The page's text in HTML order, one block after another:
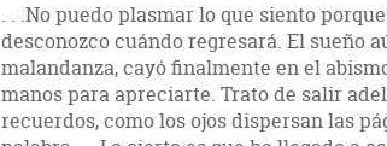
. . .No puedo plasmar lo que siento
desconozco cuándo regresará. El sueño
malandanza, cayó finalmente en el
manos para apreciarte. Trato de salir
recuerdos, como los ojos dispersan las